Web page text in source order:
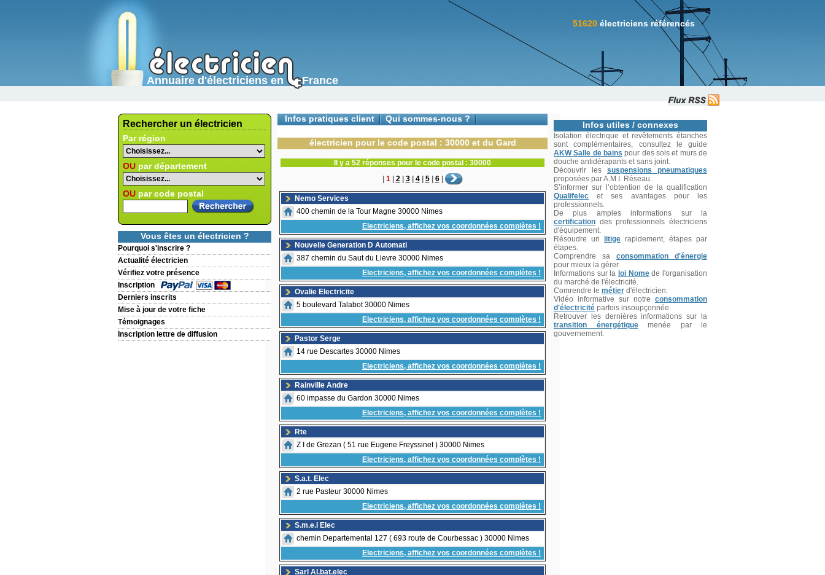
Annuaire d'électriciens en France
51620 électriciens référencés
Rechercher un électricien
Par région
OU par département
OU par code postal
Vous êtes un électricien ?
Pourquoi s'inscrire ?
Actualité électricien
Vérifiez votre présence
Inscription
Derniers inscrits
Mise à jour de votre fiche
Témoignages
Inscription lettre de diffusion
Infos pratiques client
Qui sommes-nous ?
électricien pour le code postal : 30000 et du Gard
Il y a 52 réponses pour le code postal : 30000
1| 2| 3| 4| 5| 6|
Nemo Services
400 chemin de la Tour Magne 30000 Nimes
Electriciens, affichez vos coordonnées complètes !
Nouvelle Generation D Automati
387 chemin du Saut du Lievre 30000 Nimes
Electriciens, affichez vos coordonnées complètes !
Ovalie Electricite
5 boulevard Talabot 30000 Nimes
Electriciens, affichez vos coordonnées complètes !
Pastor Serge
14 rue Descartes 30000 Nimes
Electriciens, affichez vos coordonnées complètes !
Rainville Andre
60 impasse du Gardon 30000 Nimes
Electriciens, affichez vos coordonnées complètes !
Rte
Z I de Grezan ( 51 rue Eugene Freyssinet ) 30000 Nimes
Electriciens, affichez vos coordonnées complètes !
S.a.t. Elec
2 rue Pasteur 30000 Nimes
Electriciens, affichez vos coordonnées complètes !
S.m.e.l Elec
chemin Departemental 127 ( 693 route de Courbessac ) 30000 Nimes
Electriciens, affichez vos coordonnées complètes !
Sarl Al.bat.elec
Infos utiles / connexes
Isolation électrique et revêtements étanches
sont complémentaires, consultez le guide
AKW Salle de bains pour des sols et murs de
douche antidérapants et sans joint.
Découvrir les suspensions pneumatiques
proposées par A.M.I. Réseau.
S’informer sur l’obtention de la qualification
Qualifelec et ses avantages pour les
professionnels.
De plus amples informations sur la
certification des professionnels électriciens
d'équipement.
Résoudre un
litige rapidement, étapes par
étapes.
Comprendre sa consommation d'énergie
pour mieux la gérer.
Informations sur la loi Nomede l'organisation
du marché de l'électricité.
Comrendre le métier d'électricien.
Vidéo informative sur notre consommation
d'électricité parfois insoupçonnée.
Retrouver les dernières informations sur la
transition énergétiquemenée par le
gouvernement.